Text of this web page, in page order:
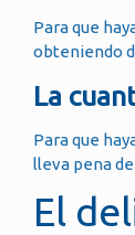
Para que
obteniendo
La
Para que
lleva pena
El